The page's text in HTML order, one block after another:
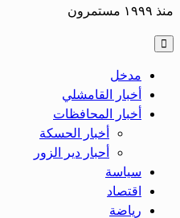
منذ ١٩٩٩ مستمرون
مدخل
أخبار القامشلي
أخبار المحافظات
أخبار الحسكة
أحبار دير الزور
سياسة
اقتصاد
رياضة